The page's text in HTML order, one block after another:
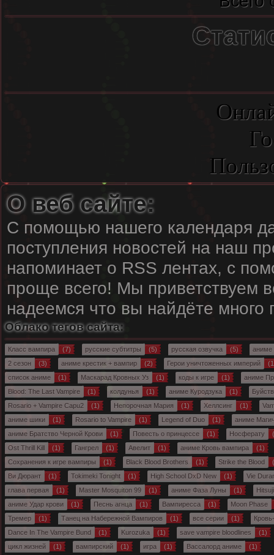
О веб сайте:
С помощью нашего календаря
поступления новостей на наш
напоминает о RSS лентах, с
проще всего! Мы приветствуем
надеемся что вы найдёте
Облако тегов сайта:
Класс вампира (7) русские субтитры (5) русская озвучка (5)
аниме
2 сезон
(3) аниме крестик + вампир (2) Герои уничтоженных империй
список аниме
(1) Маскарад Кровных Уз (1) коды к игре (1)
аниме
Blood: The Last Vampire
(1) колдунья (1) аниме Куродзука (1)
Rosario + Vampire Capu2
(1) Непорочная Мария (1) Хеллсинг (1)
аниме шики
(1) Rosario to Vampire (1) Legend of Duo (1)
аниме
аниме Братство Черной Крови
(1) Повесть о принцессе (1) Носферату
Ost Thrill Kill
(1) Гангрел (1) Авелит (1) аниме Кровь вампира
(1)
Сохранения к игре вампиры
(1) Black Blood Brothers (1) Strike the Blood
Ви Дюрант
(1) Tokimeki Tonight (1) High School DxD New (1)
Vie
глава первая
(1) Master Mosquiton 99 (1) аниме Фаза Луны (1)
аниме Удар крови
(1) Песнь агнца (1) Вампиресса (1) Moon Phase
Тремер
(1) Танец на Набережной Вампиров (1) все серии (1)
Dance In The Vampire Bund
(1) Kurozuka (1) save vampire bloodlines
(1)
цикл жизней
(1) вампирский (1) игра (1) Вассалорд аниме (1)